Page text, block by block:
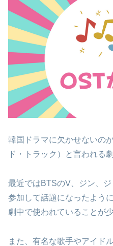
韓国ドラマに欠かせないの
ド・トラック）と言われる
最近ではBTSのV、ジン、
参加して話題になったよう
劇中で使われていることが
また、有名な歌手やアイド